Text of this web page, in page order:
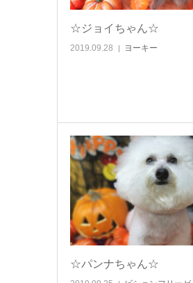
☆ジョイちゃん☆
2019.09.28 ヨーキー
☆パンナちゃん☆